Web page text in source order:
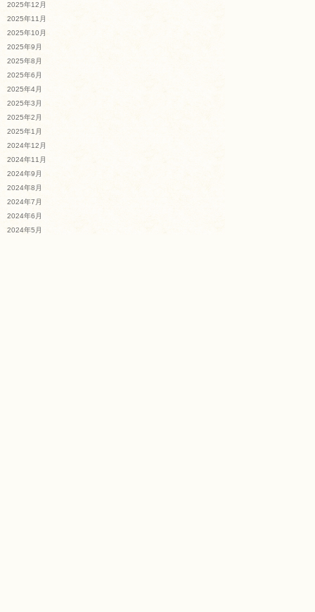
2025年12月
2025年11月
2025年10月
2025年9月
2025年8月
2025年6月
2025年4月
2025年3月
2025年2月
2025年1月
2024年12月
2024年11月
2024年9月
2024年8月
2024年7月
2024年6月
2024年5月